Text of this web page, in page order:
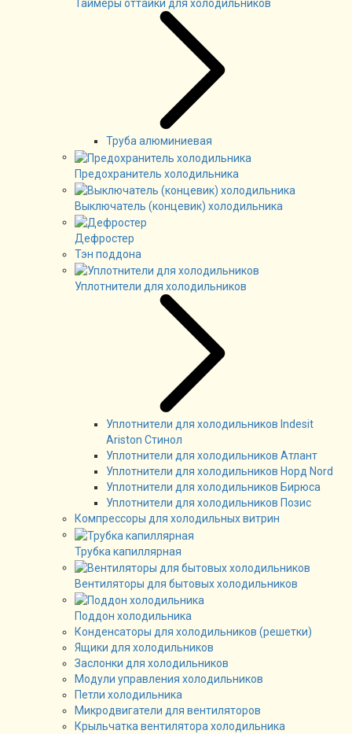
Таймеры оттайки для холодильников
Труба алюминиевая
Предохранитель холодильника
Выключатель (концевик) холодильника
Дефростер
Тэн поддона
Уплотнители для холодильников
Уплотнители для холодильников Indesit
Ariston Стинол
Уплотнители для холодильников Атлант
Уплотнители для холодильников Норд Nord
Уплотнители для холодильников Бирюса
Уплотнители для холодильников Позис
Компрессоры для холодильных витрин
Трубка капиллярная
Вентиляторы для бытовых холодильников
Поддон холодильника
Конденсаторы для холодильников (решетки)
Ящики для холодильников
Заслонки для холодильников
Модули управления холодильников
Петли холодильника
Микродвигатели для вентиляторов
Крыльчатка вентилятора холодильника